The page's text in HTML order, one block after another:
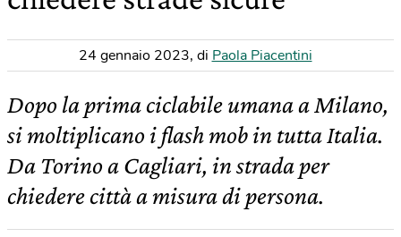
24 gennaio 2023, di Paola Piacentini
Dopo la prima ciclabile umana a Milano,
si moltiplicano i flash mob in tutta Italia.
Da Torino a Cagliari, in strada per
chiedere città a misura di persona.